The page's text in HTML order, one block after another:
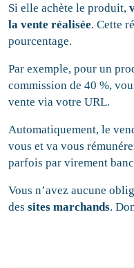
Si elle achète le produit,
la vente réalisée. Cette
pourcentage.
Par exemple, pour un
commission de 40 %,
vente via votre URL.
Automatiquement, le
vous et va vous
parfois par virement
Vous n’avez aucune
des sites marchands.